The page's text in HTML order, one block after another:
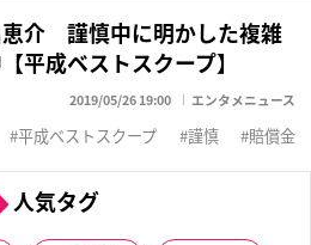
介 謹慎中に明かした複雑
平成ベストスクープ】
2019/05/26 19:00 エンタメニュース
平成ベストスクープ 謹慎 賠償金
人気タグ